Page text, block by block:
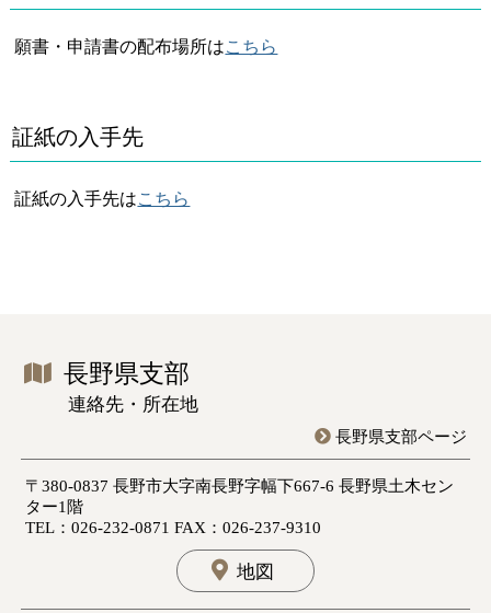
願書・申請書の配布場所はこちら
証紙の入手先
証紙の入手先はこちら
長野県支部
連絡先・所在地
長野県支部ページ
〒380-0837 長野市大字南長野字幅下667-6 長野県土木セン
ター1階
TEL：026-232-0871 FAX：026-237-9310
地図